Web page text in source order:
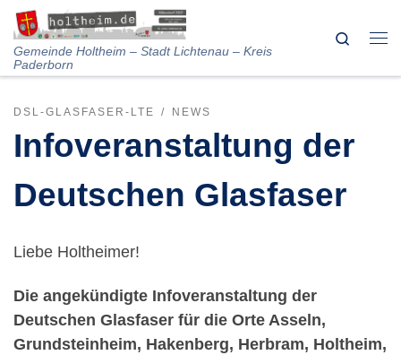
Skip to content
Gemeinde Holtheim – Stadt Lichtenau – Kreis
Paderborn
Search
DSL-GLASFASER-LTE NEWS
Infoveranstaltung der
Deutschen Glasfaser
Liebe Holtheimer!
Die angekündigte Infoveranstaltung der
Deutschen Glasfaser für die Orte Asseln,
Grundsteinheim, Hakenberg, Herbram, Holtheim,